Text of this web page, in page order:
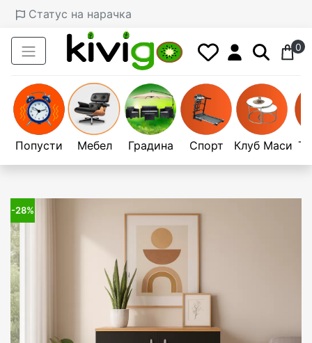
Статус на нарачка
0
Попусти Мебел Градина Спорт Клуб Маси
-28%